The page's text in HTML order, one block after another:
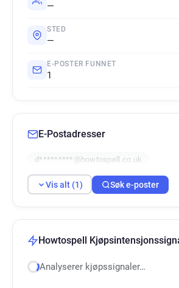
—
STED
—
E-POSTER FUNNET
1
E-Postadresser
d*********@howtospell.co.uk
Vis alt (1) Søk e-poster
Howtospell
Analyserer kjøpssignaler…